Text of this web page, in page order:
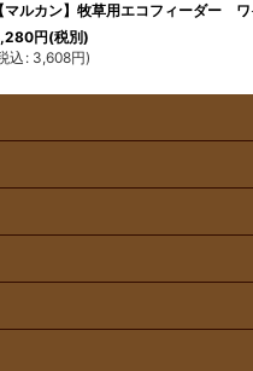
【マルカン】牧草用エコフィーダー
円(税別)
込 : 3,608円)